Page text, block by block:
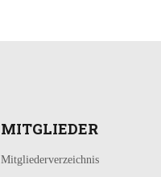
MITGLIEDER
Mitgliederverzeichnis